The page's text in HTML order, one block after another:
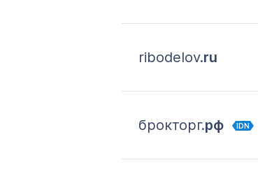
ribodelov.ru
брокторг.рф IDN